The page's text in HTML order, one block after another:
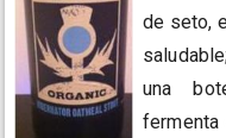
de seto,
una